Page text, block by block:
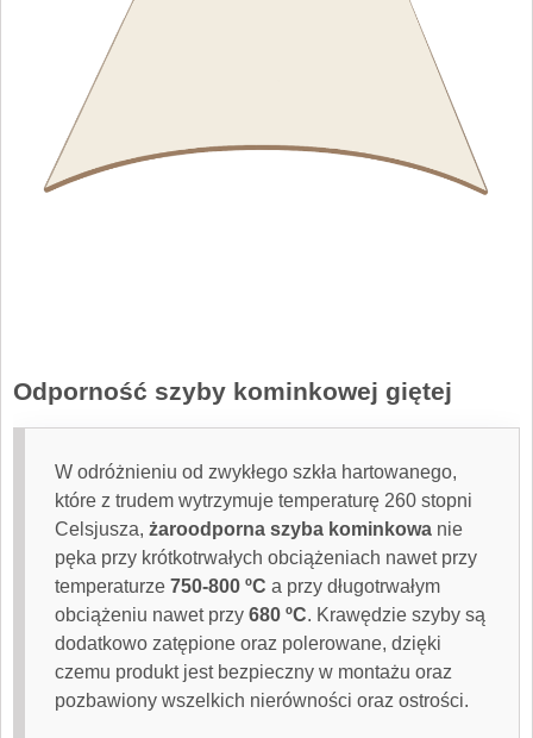
Odporność szyby kominkowej giętej
W odróżnieniu od zwykłego szkła hartowanego,
które z trudem wytrzymuje temperaturę 260 stopni
Celsjusza, żaroodporna szyba kominkowa nie
pęka przy krótkotrwałych obciążeniach nawet przy
temperaturze 750-800 ºC a przy długotrwałym
obciążeniu nawet przy 680 ºC. Krawędzie szyby są
dodatkowo zatępione oraz polerowane, dzięki
czemu produkt jest bezpieczny w montażu oraz
pozbawiony wszelkich nierówności oraz ostrości.